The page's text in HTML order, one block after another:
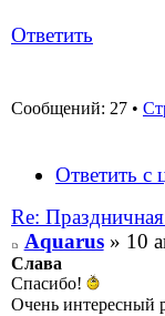
Ответить
Сообщений: 27 •
Ответить с
Re:
Aquarus» 10
Слава
Спасибо!
Очень интересный